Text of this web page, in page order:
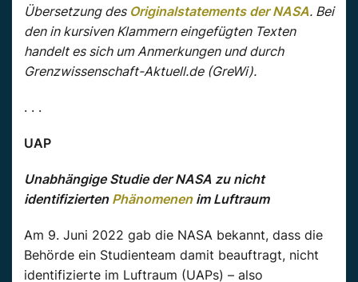
Übersetzung des Originalstatements der NASA. Bei
den in kursiven Klammern eingefügten Texten
handelt es sich um Anmerkungen und durch
Grenzwissenschaft-Aktuell.de (GreWi).
. . .
UAP
Unabhängige Studie der NASA zu nicht
identifizierten Phänomenenim Luftraum
Am 9. Juni 2022 gab die NASA bekannt, dass die
Behörde ein Studienteam damit beauftragt, nicht
identifizierte im Luftraum (UAPs) – also